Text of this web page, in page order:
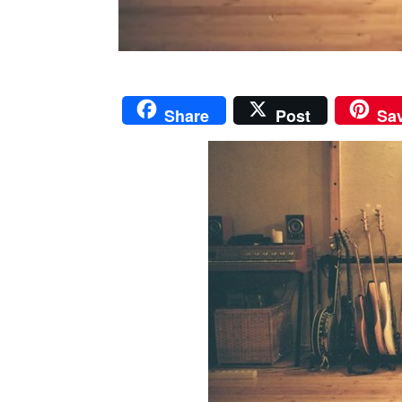
Share Post